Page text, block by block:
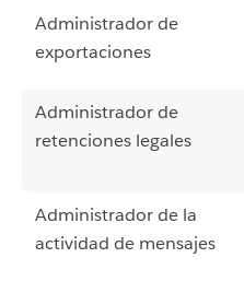
Administrador de
exportaciones
Administrador de
retenciones legales
Administrador de la
actividad de mensajes